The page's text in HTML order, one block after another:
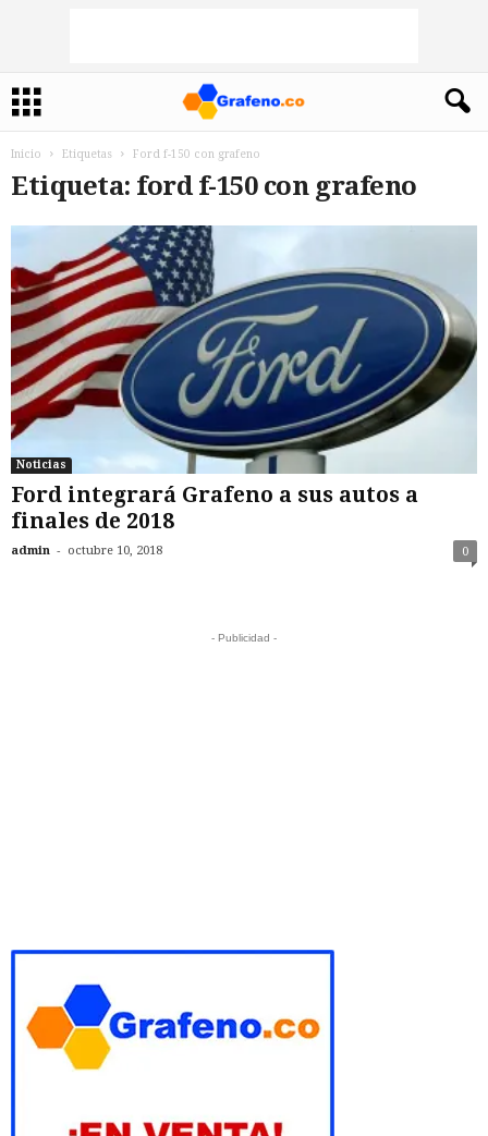
Inicio Etiquetas Ford f-150 con grafeno
Etiqueta: ford f-150 con grafeno
Noticias
Ford integrará Grafeno a sus autos a
finales de 2018
admin - octubre 10, 2018 0
- Publicidad -